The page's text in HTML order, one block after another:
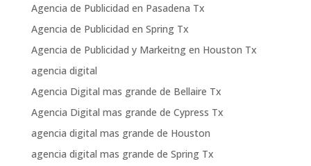
Agencia de Publicidad en Pasadena Tx
Agencia de Publicidad en Spring Tx
Agencia de Publicidad y Markeitng en Houston Tx
agencia digital
Agencia Digital mas grande de Bellaire Tx
Agencia Digital mas grande de Cypress Tx
agencia digital mas grande de Houston
agencia digital mas grande de Spring Tx